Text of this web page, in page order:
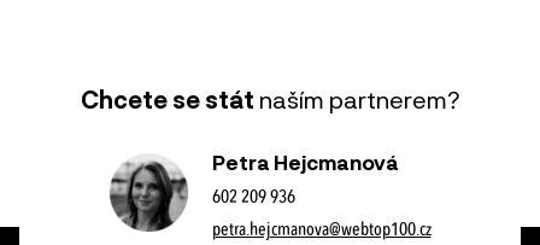
Chcete se stát naším partnerem?
Petra Hejcmanová
602 209 936
petra.hejcmanova@webtop100.cz